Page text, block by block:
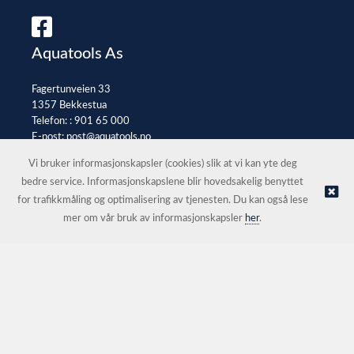
Aquatools As
Fagertunveien 33
1357 Bekkestua
Telefon: : 901 65 000
E-post:post@aquatools.no
© Aquatools As |Nettbutikk levert av Kréatif
Vi bruker informasjonskapsler (cookies) slik at vi kan yte deg
bedre service. Informasjonskapslene blir hovedsakelig benyttet
for trafikkmåling og optimalisering av tjenesten. Du kan også lese
mer om vår bruk av informasjonskapsler her.